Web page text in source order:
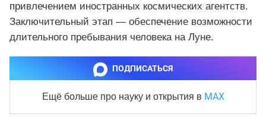
привлечением иностранных космических агентств.
Заключительный этап — обеспечение возможности
длительного пребывания человека на Луне.
ПОДПИСАТЬСЯ
Ещё больше про науку и открытия в MAX